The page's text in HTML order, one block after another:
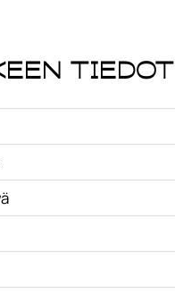
tiedot